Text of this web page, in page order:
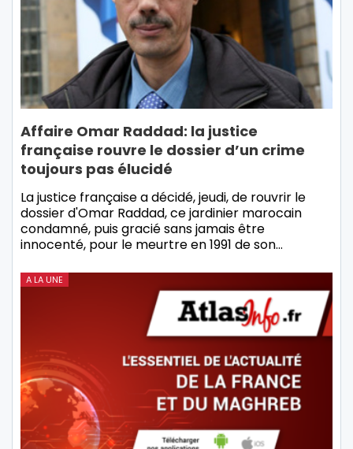
Affaire Omar Raddad: la justice
française rouvre le dossier d’un crime
toujours pas élucidé
La justice française a décidé, jeudi, de rouvrir le
dossier d'Omar Raddad, ce jardinier marocain
condamné, puis gracié sans jamais être
innocenté, pour le meurtre en 1991 de son…
A LA UNE